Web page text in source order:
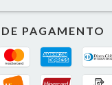
PAGAMENTO